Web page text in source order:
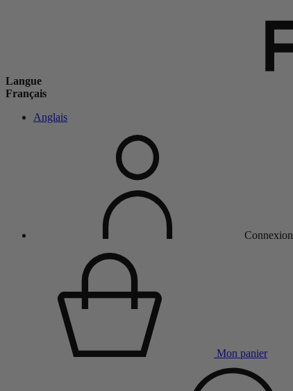
Langue
Français
Anglais
Connexion
Mon panier